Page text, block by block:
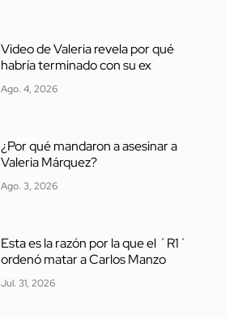
Video de Valeria revela por qué
habría terminado con su ex
Ago. 4, 2026
¿Por qué mandaron a asesinar a
Valeria Márquez?
Ago. 3, 2026
Esta es la razón por la que el ´R1´
ordenó matar a Carlos Manzo
Jul. 31, 2026